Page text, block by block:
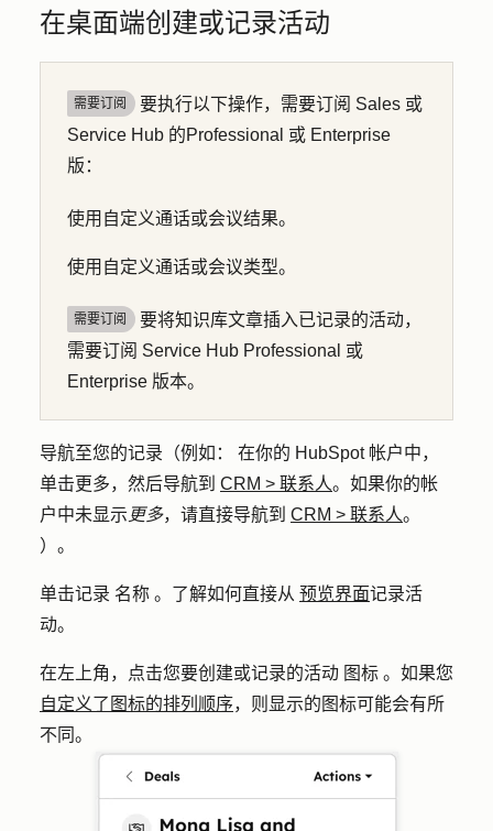
在桌面端创建或记录活动
需要订阅 要执行以下操作，需要订阅 Sales 或
Service Hub 的Professional 或 Enterprise
版：
使用自定义通话或会议结果。
使用自定义通话或会议类型。
需要订阅
要将知识库文章插入已记录的活动，
需要订阅 Service Hub Professional 或
Enterprise 版本。
导航至您的记录（例如： 在你的 HubSpot 帐户中，
单击更多，然后导航到 CRM > 联系人。如果你的帐
户中未显示 更多，请直接导航到 CRM > 联系人。
）。
单击记录 名称 。了解如何直接从 预览界面记录活
动。
在左上角，点击您要创建或记录的活动 图标 。如果您
自定义了图标的排列顺序，则显示的图标可能会有所
不同。